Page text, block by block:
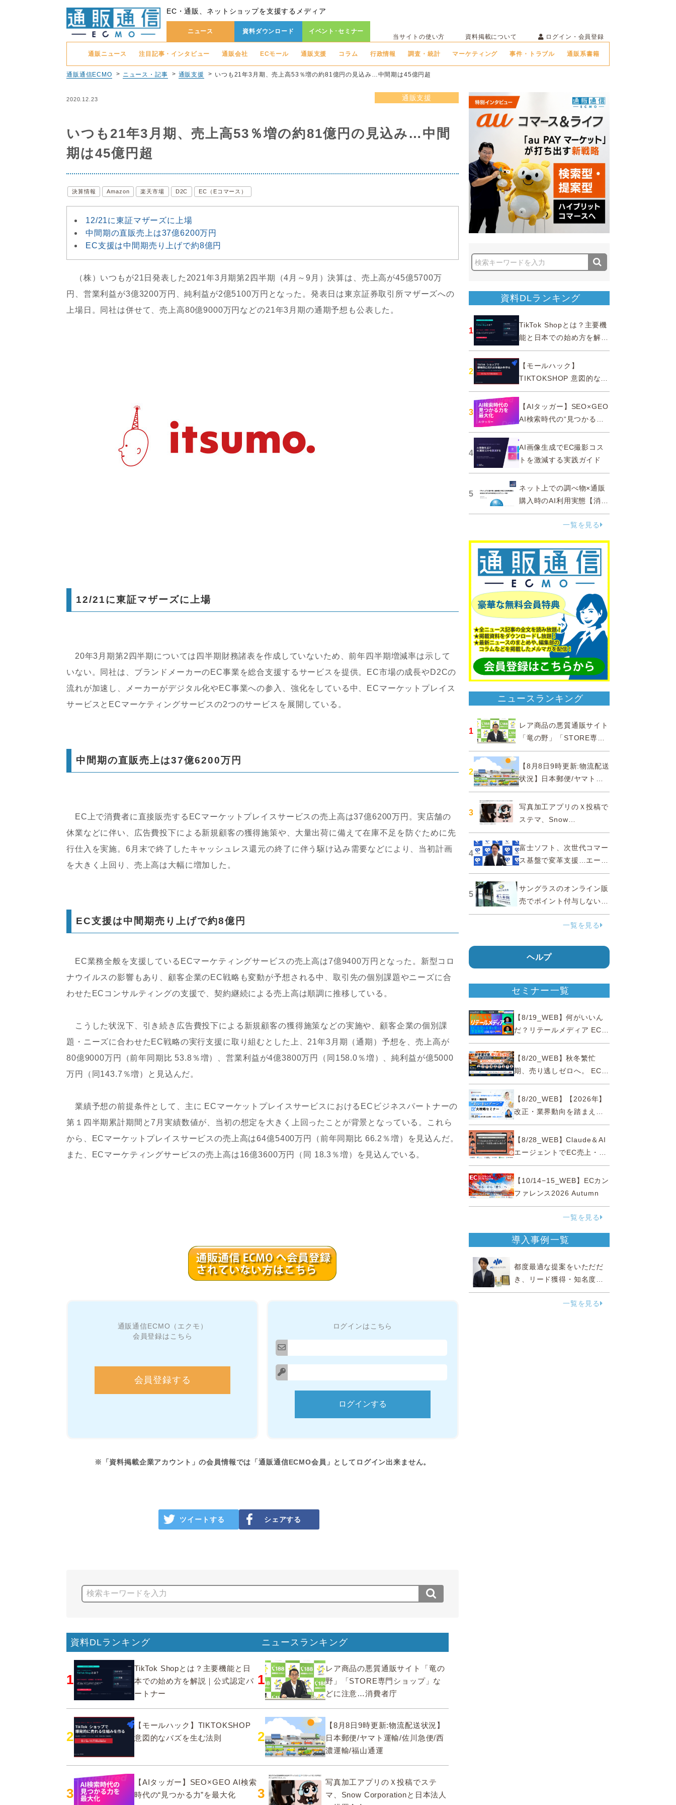
EC・通販、ネットショップを支援するメディア
ニュース 資料ダウンロード イベント･セミナー
当サイトの使い方 資料掲載について ログイン・会員登録
通販ニュース 注目記事・インタビュー 通販会社 ECモール 通販支援 コラム 行政情報 調査・統計 マーケティング 事件・トラブル 通販系書籍
通販通信ECMO ニュース・記事 通販支援 いつも21年3月期、売上高53％増の約81億円の見込み…中間期は45億円超
2020.12.23 通販支援
いつも21年3月期、売上高53％増の約81億円の見込み…中間
期は45億円超
決算情報 Amazon 楽天市場 D2C EC（Eコマース）
12/21に東証マザーズに上場
中間期の直販売上は37億6200万円
EC支援は中間期売り上げで約8億円
（株）いつもが21日発表した2021年3月期第2四半期（4月～9月）決算は、売上高が45億5700万
円、営業利益が3億3200万円、純利益が2億5100万円となった。発表日は東京証券取引所マザーズへの
上場日。同社は併せて、売上高80億9000万円などの21年3月期の通期予想も公表した。
12/21に東証マザーズに上場
20年3月期第2四半期については四半期財務諸表を作成していないため、前年四半期増減率は示して
いない。同社は、ブランドメーカーのEC事業を総合支援するサービスを提供。EC市場の成長やD2Cの
流れが加速し、メーカーがデジタル化やEC事業への参入、強化をしている中、ECマーケットプレイス
サービスとECマーケティングサービスの2つのサービスを展開している。
中間期の直販売上は37億6200万円
EC上で消費者に直接販売するECマーケットプレイスサービスの売上高は37億6200万円。実店舗の
休業などに伴い、広告費投下による新規顧客の獲得施策や、大量出荷に備えて在庫不足を防ぐために先
行仕入を実施。6月末で終了したキャッシュレス還元の終了に伴う駆け込み需要などにより、当初計画
を大きく上回り、売上高は大幅に増加した。
EC支援は中間期売り上げで約8億円
EC業務全般を支援しているECマーケティングサービスの売上高は7億9400万円となった。新型コロ
ナウイルスの影響もあり、顧客企業のEC戦略も変動が予想される中、取引先の個別課題やニーズに合
わせたECコンサルティングの支援で、契約継続による売上高は順調に推移している。
こうした状況下、引き続き広告費投下による新規顧客の獲得施策などの実施や、顧客企業の個別課
題・ニーズに合わせたEC戦略の実行支援に取り組むとした上、21年3月期（通期）予想を、売上高が
80億9000万円（前年同期比 53.8％増）、営業利益が4億3800万円（同158.0％増）、純利益が億5000
万円（同143.7％増）と見込んだ。
業績予想の前提条件として、主に ECマーケットプレイスサービスにおけるECビジネスパートナーの
第１四半期累計期間と7月実績数値が、当初の想定を大きく上回ったことが背景となっている。これら
から、ECマーケットプレイスサービスの売上高は64億5400万円（前年同期比 66.2％増）を見込んだ。
また、ECマーケティングサービスの売上高は16億3600万円（同 18.3％増）を見込んでいる。
通販通信ECMO（エクモ）
会員登録はこちら
会員登録する
ログインはこちら
※「資料掲載企業アカウント」の会員情報では「通販通信ECMO会員」としてログイン出来ません。
ツイートする シェアする
資料DLランキング
1
TikTok Shopとは？主要機能と日
本での始め方を解説｜公式認定パ
ートナー
2
【モールハック】TIKTOKSHOP
意図的なバズを生む法則
3
【AIタッガー】SEO×GEO AI検索
時代の“見つかる力”を最大化
ニュースランキング
1
レア商品の悪質通販サイト「竜の
野」「STORE専門ショップ」な
どに注意…消費者庁
2
【8月8日9時更新:物流配送状況】
日本郵便/ヤマト運輸/佐川急便/西
濃運輸/福山通運
3
写真加工アプリのＸ投稿でステ
マ、Snow Corporationと日本法人
資料DLランキング
1
TikTok Shopとは？主要機
能と日本での始め方を解説
｜公式認定パートナー
2
【モールハック】
TIKTOKSHOP 意図的なバ
ズを生む法則
3
【AIタッガー】SEO×GEO
AI検索時代の“見つかる
力”を最大化
4
AI画像生成でEC撮影コス
トを激減する実践ガイド
5
ネット上での調べ物×通販
購入時のAI利用実態【消費
者調査 2025】
一覧を見る
ニュースランキング
1
レア商品の悪質通販サイト
「竜の野」「STORE専門
ショップ」などに注意…消
費者庁
2
【8月8日9時更新:物流配送
状況】日本郵便/ヤマト運
輸/佐川急便/西濃運輸/福山
通運
3
写真加工アプリのＸ投稿で
ステマ、Snow
Corporationと日本法人に
措置命令
4
富士ソフト、次世代コマー
ス基盤で変革支援…エージ
ェンティックコマースに対
応
5
サングラスのオンライン販
売でポイント付与しないよ
う要請、ルックスオティカ
ジャパンが確約手続
一覧を見る
ヘルプ
セミナー一覧
【8/19_WEB】何がいいん
だ？リテールメディア EC・
小売の未来を変える事業戦
略【8/20_WEB】秋冬繁忙
期、売り逃しゼロへ。 EC運
営効率化と機会損失を防ぐ
『直前チェックポイント』
【8/20_WEB】【2026年】
改正・業界動向を踏まえて
事例で理解 健食・機能
性“あいまいゾーン”大攻略セ
ミナー
【8/28_WEB】Claude＆AI
エージェントでEC売上・生
産性の両方を爆上げ ～ただ
使うだけじゃない！&qu...
【10/14−15_WEB】ECカン
ファレンス2026 Autumn
一覧を見る
導入事例一覧
都度最適な提案をいただだ
き、リード獲得・知名度向
上に効果実感
一覧を見る